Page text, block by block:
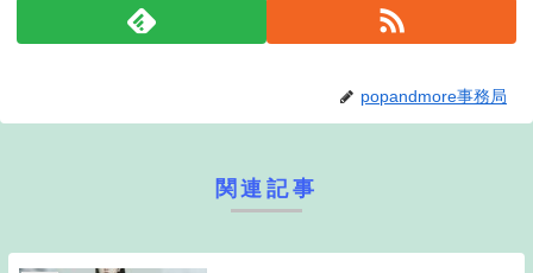
popandmore事務局
関連記事